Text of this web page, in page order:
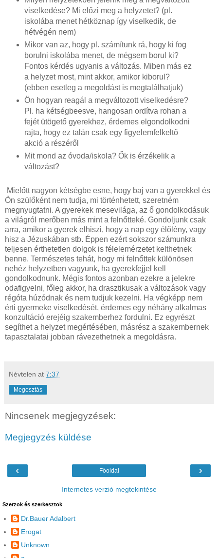
viselkedése? Mi előzi meg a helyzetet? (pl.
iskolába menet hétköznap így viselkedik, de
hétvégén nem)
Mikor van az, hogy pl. számítunk rá, hogy ki fog
borulni iskolába menet, de mégsem borul ki?
Fontos kérdés ugyanis a változás. Miben más ez
a helyzet most, mint akkor, amikor kiborul?
(ebben esetleg a megoldást is megtalálhatjuk)
Ön hogyan reagál a megváltozott viselkedésre?
Pl. ha kétségbeesve, hangosan ordítva rohan a
fejét ütögető gyerekhez, érdemes elgondolkodni
rajta, hogy ez talán csak egy figyelemfelkeltő
akció a részéről
Mit mond az óvoda/iskola? Ők is érzékelik a
változást?
Mielőtt nagyon kétségbe esne, hogy baj van a gyerekkel és
Ön szülőként nem tudja, mi történhetett, szeretném
megnyugtatni. A gyerekek mesevilága, az ő gondolkodásuk
a világról merőben más mint a felnőtteké. Gondoljunk csak
arra, amikor a gyerek elhiszi, hogy a nap egy élőlény, vagy
hisz a Jézuskában stb. Éppen ezért sokszor számunkra
teljesen érthetetlen dolgok is félelemérzetet kelthetnek
benne. Természetes tehát, hogy mi felnőttek különösen
nehéz helyzetben vagyunk, ha gyerekfejjel kell
gondolkodnunk. Mégis fontos azonban ezekre a jelekre
odafigyelni, főleg akkor, ha drasztikusak a változások vagy
régóta húzódnak és nem tudjuk kezelni. Ha végképp nem
érti gyermeke viselkedését, érdemes egy néhány alkalmas
konzultáció erejéig szakemberhez fordulni. Ez egyrészt
segíthet a helyzet megértésében, másrész a szakembernek
tapasztalatai jobban rávezethetnek a megoldásra.
Névtelen at 7:37
Megosztás
Nincsenek megjegyzések:
Megjegyzés küldése
‹ ›
Főoldal
Internetes verzió megtekintése
Szerzok és szerkesztok
Dr.Bauer Adalbert
Erogat
Unknown